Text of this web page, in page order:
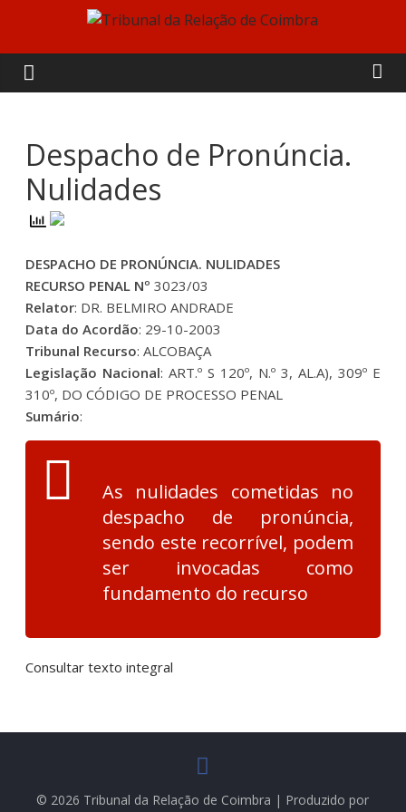
content
Tribunal
da
Relação
de
Coimbra
Despacho de Pronúncia.
Nulidades
DESPACHO DE PRONÚNCIA. NULIDADES
RECURSO PENAL Nº 3023/03
Relator: DR. BELMIRO ANDRADE
Data do Acordão: 29-10-2003
Tribunal Recurso: ALCOBAÇA
Legislação Nacional: ART.º S 120º, N.º 3, AL.A), 309º E
310º, DO CÓDIGO DE PROCESSO PENAL
Sumário:
As nulidades cometidas no
despacho de pronúncia,
sendo este recorrível, podem
ser invocadas como
fundamento do recurso
Consultar texto integral
© 2026 Tribunal da Relação de Coimbra | Produzido por